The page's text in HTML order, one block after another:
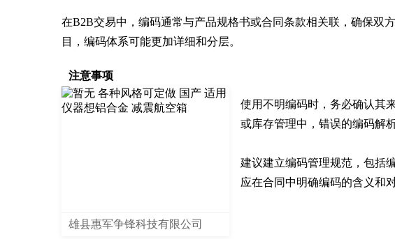
在B2B交易中，编码通常与产品规格书或合同条款相关联，确保双
目，编码体系可能更加详细和分层。
注意事项
雄县惠军争锋科技有限公司
使用不明编码时，务必确认其
或库存管理中，错误的编码解
建议建立编码管理规范，包括
应在合同中明确编码的含义和